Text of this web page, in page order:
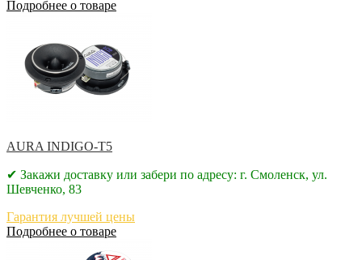
Подробнее о товаре
AURA INDIGO-T5
✔ Закажи доставку или забери по адресу: г. Смоленск, ул.
Шевченко, 83
Гарантия лучшей цены
Подробнее о товаре